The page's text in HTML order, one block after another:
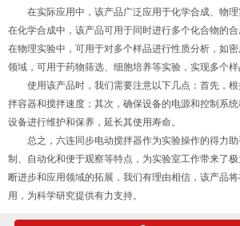
在实际应用中，该产品广泛应用于化学合成、物理
在化学合成中，该产品可用于同时进行多个化合物的合
在物理实验中，可用于对多个样品进行性质分析，如
领域，可用于药物筛选、细胞培养等实验，实现多个样
使用该产品时，我们需要注意以下几点：首先，根
拌容器和搅拌速度；其次，确保设备的电源和控制系
设备进行维护和保养，延长其使用寿命。
总之，六连同步电动搅拌器作为实验操作的得力助
制、自动化和便于观察等特点，为实验室工作带来了
断进步和应用领域的拓展，我们有理由相信，该产品
用，为科学研究提供有力支持。